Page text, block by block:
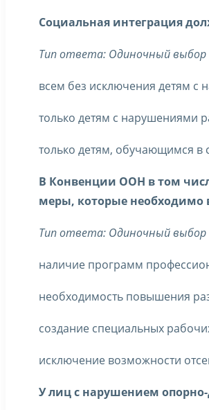
Социальная интеграция
Тип ответа: Одиночный выбор
всем без исключения детям с
только детям с нарушениями
только детям, обучающимся в
В Конвенции ООН в том
меры, которые необходимо
Тип ответа: Одиночный выбор
наличие программ
необходимость повышения
создание специальных
исключение возможности
У лиц с нарушением